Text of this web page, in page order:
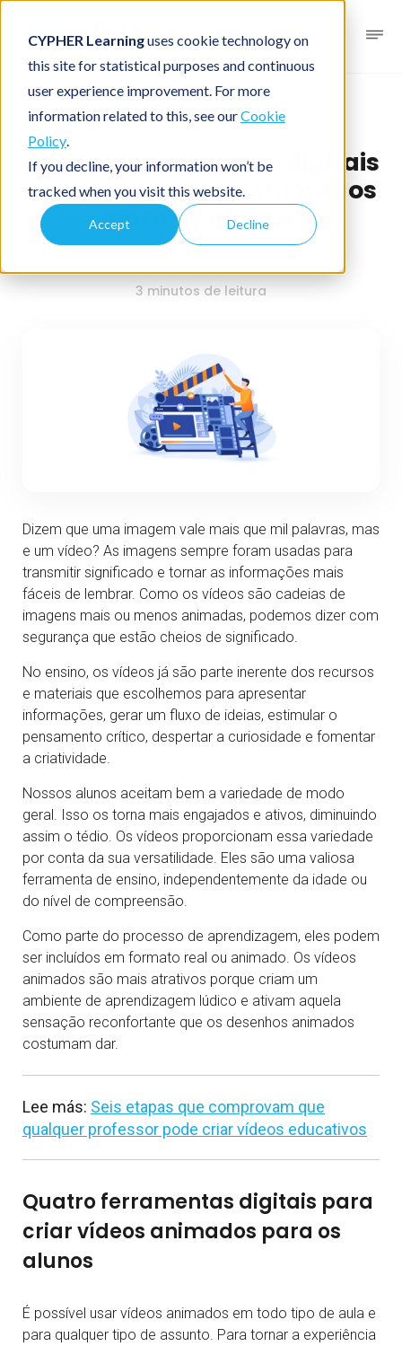
CYPHER Learninguses cookie technology on
this site for statistical purposes and continuous
user experience improvement. For more
information related to this, see ourCookie
Policy.
If you decline, your information won’t be
tracked when you visit this website.
Accept Decline
K-20 blog Professores
Quatro ferramentas digitais
para criar vídeos animados
para os alunos
3 minutos de leitura
Dizem que uma imagem vale mais que mil palavras, mas
e um vídeo? As imagens sempre foram usadas para
transmitir significado e tornar as informações mais
fáceis de lembrar. Como os vídeos são cadeias de
imagens mais ou menos animadas, podemos dizer com
segurança que estão cheios de significado.
No ensino, os vídeos já são parte inerente dos recursos
e materiais que escolhemos para apresentar
informações, gerar um fluxo de ideias, estimular o
pensamento crítico, despertar a curiosidade e fomentar
a criatividade.
Nossos alunos aceitam bem a variedade de modo
geral. Isso os torna mais engajados e ativos, diminuindo
assim o tédio. Os vídeos proporcionam essa variedade
por conta da sua versatilidade. Eles são uma valiosa
ferramenta de ensino, independentemente da idade ou
do nível de compreensão.
Como parte do processo de aprendizagem, eles podem
ser incluídos em formato real ou animado. Os vídeos
animados são mais atrativos porque criam um
ambiente de aprendizagem lúdico e ativam aquela
sensação reconfortante que os desenhos animados
costumam dar.
Lee más: Seis etapas que comprovam que
qualquer professor pode criar vídeos educativos
Quatro ferramentas digitais para
criar vídeos animados para os
alunos
É possível usar vídeos animados em todo tipo de aula e
para qualquer tipo de assunto. Para tornar a experiência